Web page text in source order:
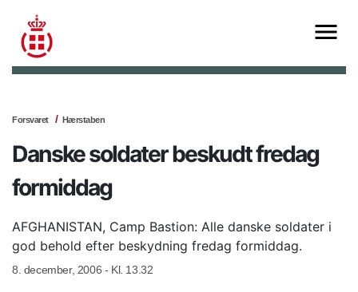
Forsvaret Hærstaben
Danske soldater beskudt fredag
formiddag
AFGHANISTAN, Camp Bastion: Alle danske soldater i
god behold efter beskydning fredag formiddag.
8. december, 2006 - Kl. 13.32